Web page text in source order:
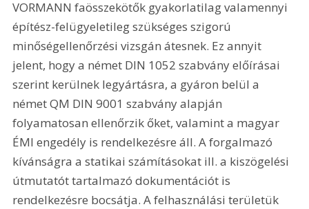
VORMANN faösszekötők gyakorlatilag valamennyi
építész-felügyeletileg szükséges szigorú
minőségellenőrzési vizsgán átesnek. Ez annyit
jelent, hogy a német DIN 1052 szabvány előírásai
szerint kerülnek legyártásra, a gyáron belül a
német QM DIN 9001 szabvány alapján
folyamatosan ellenőrzik őket, valamint a magyar
ÉMI engedély is rendelkezésre áll. A forgalmazó
kívánságra a statikai számításokat ill. a kiszögelési
útmutatót tartalmazó dokumentációt is
rendelkezésre bocsátja. A felhasználási területük